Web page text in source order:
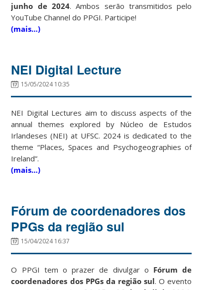
junho de 2024. Ambos serão transmitidos pelo
YouTube Channel do PPGI. Participe!
(mais…)
NEI Digital Lecture
15/05/2024 10:35
NEI Digital Lectures aim to discuss aspects of the
annual themes explored by Núcleo de Estudos
Irlandeses (NEI) at UFSC. 2024 is dedicated to the
theme “Places, Spaces and Psychogeographies of
Ireland”.
(mais…)
Fórum de coordenadores dos
PPGs da região sul
15/04/2024 16:37
O PPGI tem o prazer de divulgar o Fórum de
coordenadores dos PPGs da região sul. O evento